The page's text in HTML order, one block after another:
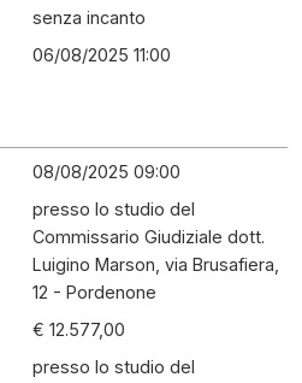
senza incanto
06/08/2025 11:00
08/08/2025 09:00
presso lo studio del
Commissario Giudiziale dott.
Luigino Marson, via Brusafiera,
12 - Pordenone
€ 12.577,00
presso lo studio del